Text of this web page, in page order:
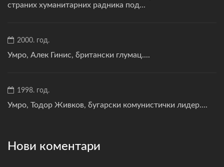
страних хуманитарних радника под...
2000. год.
Умро, Алек Гинис, британски глумац....
1998. год.
Умро, Тодор Живков, бугарски комунистички лидер....
Нови коментари